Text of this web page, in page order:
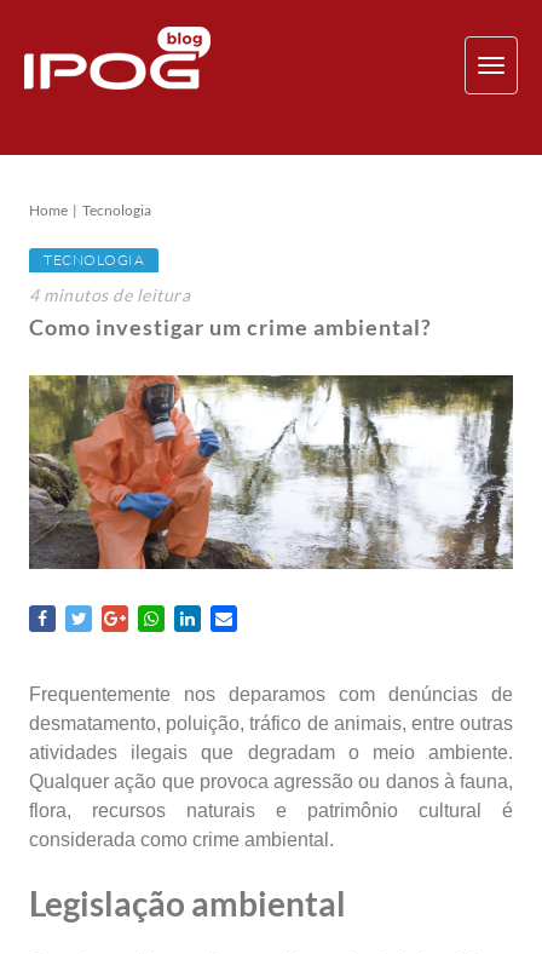
Home Tecnologia
TECNOLOGIA
4 minutosde leitura
Como investigar um crime ambiental?
Frequentemente nos deparamos com denúncias de
desmatamento, poluição, tráfico de animais, entre outras
atividades ilegais que degradam o meio ambiente.
Qualquer ação que provoca agressão ou danos à fauna,
flora, recursos naturais e patrimônio cultural é
considerada como crime ambiental.
Legislação ambiental